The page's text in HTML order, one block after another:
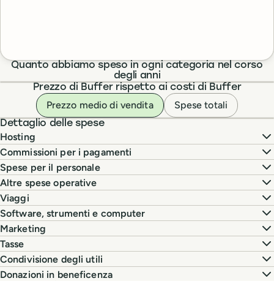
Quanto abbiamo speso in ogni categoria nel corso
degli anni
Prezzo di Buffer rispetto ai costi di Buffer
Prezzo medio di vendita Spese totali
Dettaglio delle spese
Hosting
Commissioni per i pagamenti
Spese per il personale
Altre spese operative
Viaggi
Software, strumenti e computer
Marketing
Tasse
Condivisione degli utili
Donazioni in beneficenza